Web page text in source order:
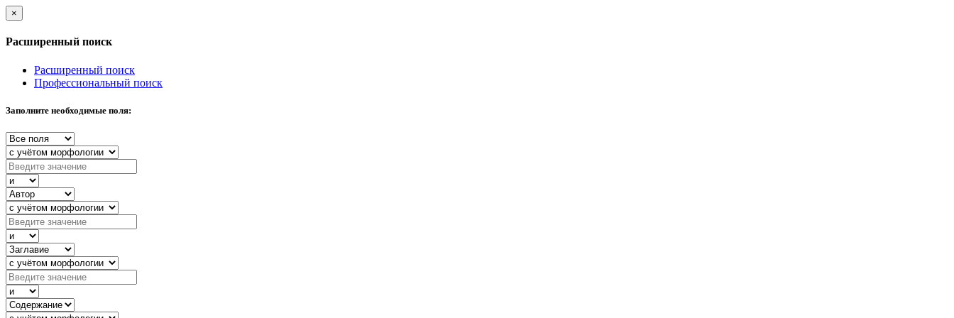
×
Расширенный поиск
Расширенный поиск
Профессиональный поиск
Заполните необходимые поля: